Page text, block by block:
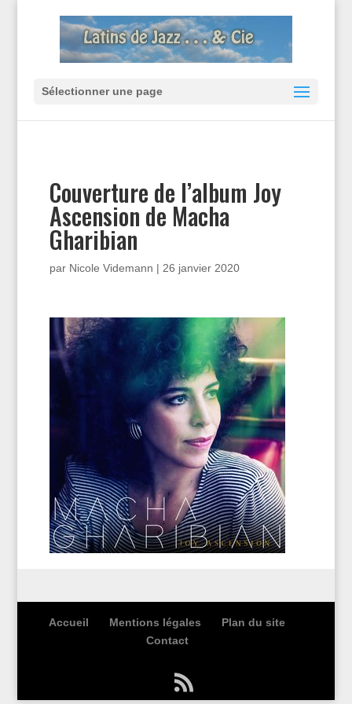
Sélectionner une page
Couverture de l’album Joy
Ascension de Macha
Gharibian
par Nicole Videmann | 26 janvier 2020
Accueil Mentions légales
Plan du site
Contact